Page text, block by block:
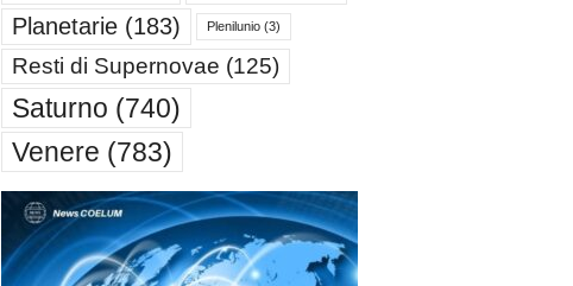
Planetarie(183) Plenilunio(3)
Resti di Supernovae (125)
Saturno (740)
Venere (783)